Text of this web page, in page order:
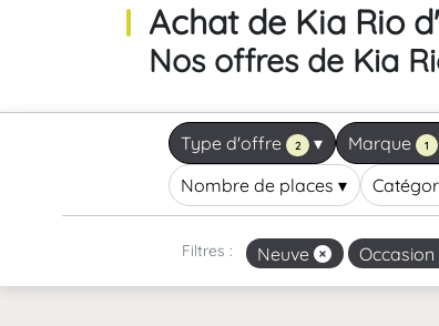
Achat de Kia Rio
Nos offres de Kia
Type d'offre 2 ▾ Marque 1
Nombre de places▾
Filtres : Neuve Occasion